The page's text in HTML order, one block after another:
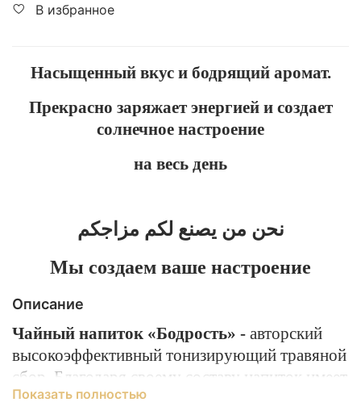
В избранное
Насыщенный вкус и бодрящий аромат.
Прекрасно заряжает энергией и создает
солнечное настроение
на весь день
نحن من يصنع لكم مزاجكم
Мы создаем ваше настроение
Описание
Чайный напиток «Бодрость» - авторский
высокоэффективный тонизирующий травяной
сбор. Благодаря своему составу напиток имеет
ярко выраженный аромат и вкус. Этот
Показать полностью